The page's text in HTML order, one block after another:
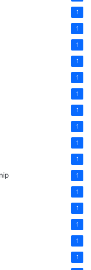
1
1
1
1
1
1
1
1
1
1
1
1
1
1
1
1